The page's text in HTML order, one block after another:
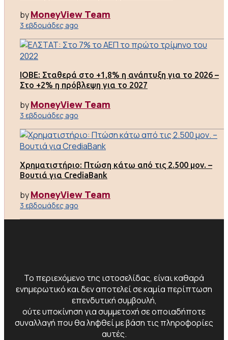
byMoneyView Team
3 εβδομάδες ago
ΙΟΒΕ: Σταθερά στο +1,8% η ανάπτυξη για το 2026 –
Στο +2% η πρόβλεψη για το 2027
byMoneyView Team
3 εβδομάδες ago
Χρηματιστήριο: Πτώση κάτω από τις 2.500 μον. –
Βουτιά για CrediaBank
byMoneyView Team
3 εβδομάδες ago
Το περιεχόμενο της ιστοσελίδας, είναι καθαρά
ενημερωτικό και δεν αποτελεί σε καμία περίπτωση
επενδυτική συμβουλή,
ούτε υποκίνηση για συμμετοχή σε οποιαδήποτε
συναλλαγή που θα ληφθεί με βάση τις πληροφορίες
αυτές.